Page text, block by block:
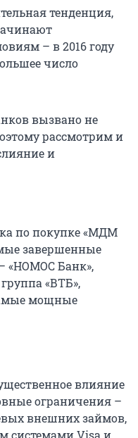
тенденция,
– в 2016 году
число
вызвано не
рассмотрим и
и
по покупке «МДМ
завершенные
«НОМОС Банк»,
«ВТБ»,
мощные
влияние
ограничения –
внешних займов,
системами Visa и